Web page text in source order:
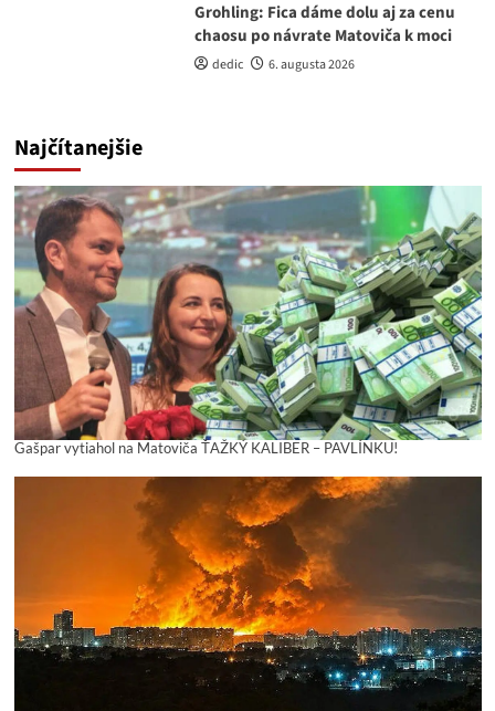
Grohling: Fica dáme dolu aj za cenu
chaosu po návrate Matoviča k moci
dedic 6. augusta 2026
Najčítanejšie
Gašpar vytiahol na Matoviča ŤAŽKÝ KALIBER – PAVLÍNKU!